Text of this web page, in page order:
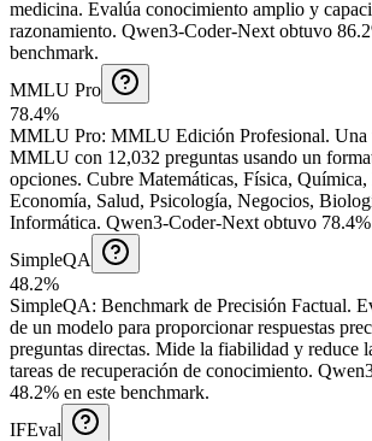
medicina. Evalúa conocimiento amplio y
razonamiento. Qwen3-Coder-Next obtuvo
benchmark.
MMLU Pro
78.4%
MMLU Pro: MMLU Edición Profesional. Una
MMLU con 12,032 preguntas usando un
opciones. Cubre Matemáticas, Física,
Economía, Salud, Psicología, Negocios,
Informática. Qwen3-Coder-Next obtuvo 78.4%
SimpleQA
48.2%
SimpleQA: Benchmark de Precisión Factual.
de un modelo para proporcionar respuestas
preguntas directas. Mide la fiabilidad y reduce
tareas de recuperación de conocimiento.
48.2% en este benchmark.
IFEval